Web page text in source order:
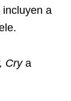
a
Crya